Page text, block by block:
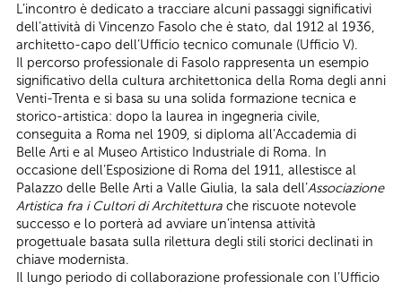
L’incontro è dedicato a tracciare alcuni passaggi significativi
dell’attività di Vincenzo Fasolo che è stato, dal 1912 al 1936,
architetto-capo dell’Ufficio tecnico comunale (Ufficio V).
Il percorso professionale di Fasolo rappresenta un esempio
significativo della cultura architettonica della Roma degli anni
Venti-Trenta e si basa su una solida formazione tecnica e
storico-artistica: dopo la laurea in ingegneria civile,
conseguita a Roma nel 1909, si diploma all’Accademia di
Belle Arti e al Museo Artistico Industriale di Roma. In
occasione dell’Esposizione di Roma del 1911, allestisce al
Palazzo delle Belle Arti a Valle Giulia, la sala dell’Associazione
Artistica fra i Cultori di Architettura che riscuote notevole
successo e lo porterà ad avviare un’intensa attività
progettuale basata sulla rilettura degli stili storici declinati in
chiave modernista.
Il lungo periodo di collaborazione professionale con l’Ufficio